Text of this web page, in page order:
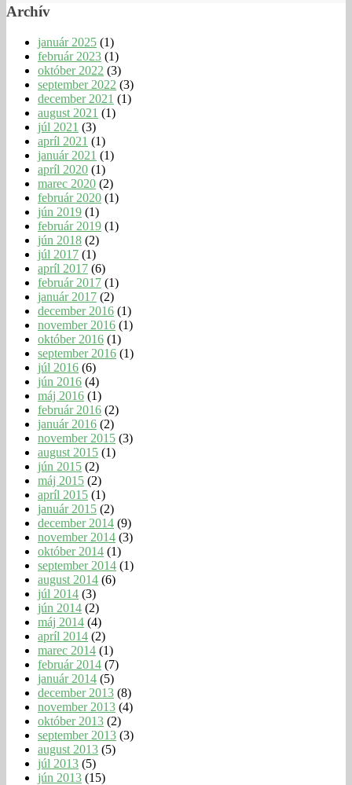
Archív
január 2025 (1)
február 2023 (1)
október 2022 (3)
september 2022 (3)
december 2021 (1)
august 2021 (1)
júl 2021 (3)
apríl 2021 (1)
január 2021 (1)
apríl 2020 (1)
marec 2020 (2)
február 2020 (1)
jún 2019 (1)
február 2019 (1)
jún 2018 (2)
júl 2017 (1)
apríl 2017 (6)
február 2017 (1)
január 2017 (2)
december 2016 (1)
november 2016 (1)
október 2016 (1)
september 2016 (1)
júl 2016 (6)
jún 2016 (4)
máj 2016 (1)
február 2016 (2)
január 2016 (2)
november 2015 (3)
august 2015 (1)
jún 2015 (2)
máj 2015 (2)
apríl 2015 (1)
január 2015 (2)
december 2014 (9)
november 2014 (3)
október 2014 (1)
september 2014 (1)
august 2014 (6)
júl 2014 (3)
jún 2014 (2)
máj 2014 (4)
apríl 2014 (2)
marec 2014 (1)
február 2014 (7)
január 2014 (5)
december 2013 (8)
november 2013 (4)
október 2013 (2)
september 2013 (3)
august 2013 (5)
júl 2013 (5)
jún 2013 (15)